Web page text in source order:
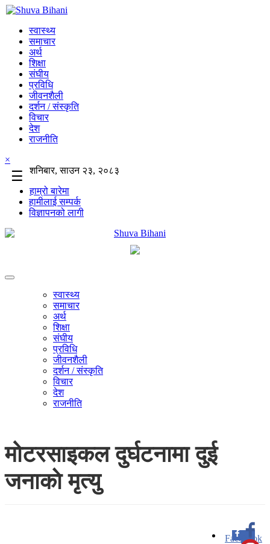
स्वास्थ्य
समाचार
अर्थ
शिक्षा
संघीय
प्रविधि
जीवनशैली
दर्शन / संस्कृति
विचार
देश
राजनीति
×
☰
शनिबार, साउन २३, २०८३
हाम्रो बारेमा
हामीलाई सम्पर्क
विज्ञापनको लागी
स्वास्थ्य
समाचार
अर्थ
शिक्षा
संघीय
प्रविधि
जीवनशैली
दर्शन / संस्कृति
विचार
देश
राजनीति
मोटरसाइकल दुर्घटनामा दुई
जनाकाे मृत्यु
Facebook
0